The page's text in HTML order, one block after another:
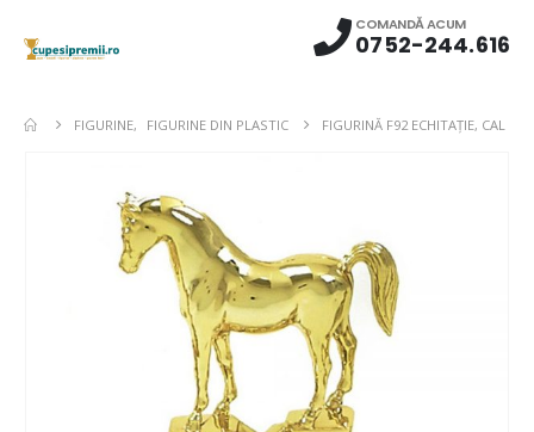
COMANDĂ ACUM
0752-244.616
FIGURINE, FIGURINE DIN PLASTIC FIGURINĂ F92 ECHITAȚIE, CAL